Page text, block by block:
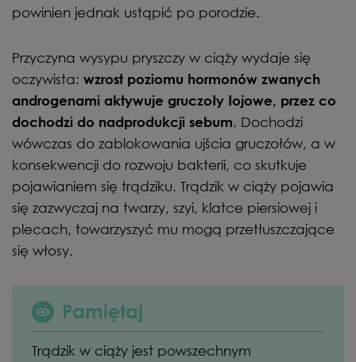
powinien jednak ustąpić po porodzie.
Przyczyna wysypu pryszczy w ciąży wydaje się
oczywista: wzrost poziomu hormonów zwanych
androgenami aktywuje gruczoły łojowe, przez co
dochodzi do nadprodukcji sebum. Dochodzi
wówczas do zablokowania ujścia gruczołów, a w
konsekwencji do rozwoju bakterii, co skutkuje
pojawianiem się trądziku. Trądzik w ciąży pojawia
się zazwyczaj na twarzy, szyi, klatce piersiowej i
plecach, towarzyszyć mu mogą przetłuszczające
się włosy.
Pamiętaj
Trądzik w ciąży jest powszechnym